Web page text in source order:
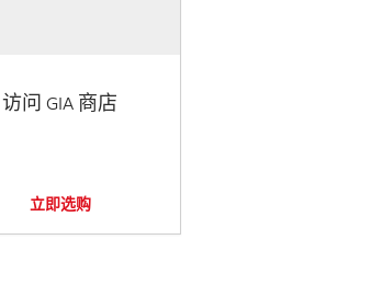
访问 GIA 商店
立即选购